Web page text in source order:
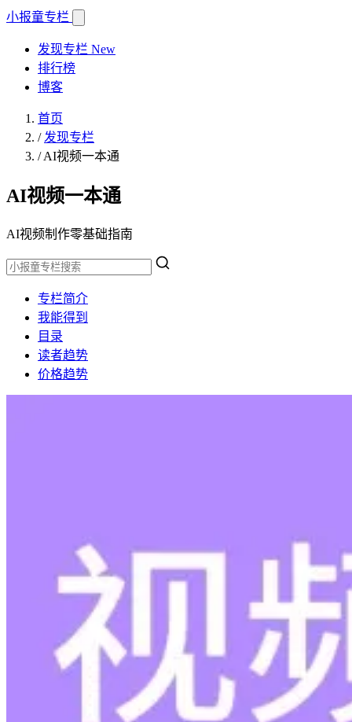
小报童专栏
发现专栏 New
排行榜
博客
首页
/ 发现专栏
/AI视频一本通
AI视频一本通
AI视频制作零基础指南
专栏简介
我能得到
目录
读者趋势
价格趋势